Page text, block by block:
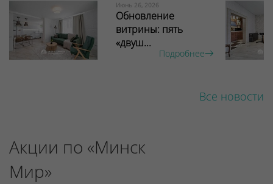
Июнь 26, 2026
Обновление
витрины: пять
«двуш...
Подробнее
Все новости
Акции по «Минск
Мир»